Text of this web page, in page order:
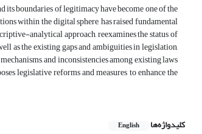
boundaries of legitimacy have become one of the
within the digital sphere, has raised fundamental
analytical approach, reexamines the status of
as the existing gaps and ambiguities in legislation,
and inconsistencies among existing laws
legislative reforms and measures to enhance the
کلیدواژه‌ها English